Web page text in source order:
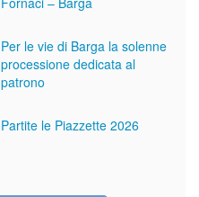
Per le vie di Barga la solenne
processione dedicata al
patrono
Partite le Piazzette 2026